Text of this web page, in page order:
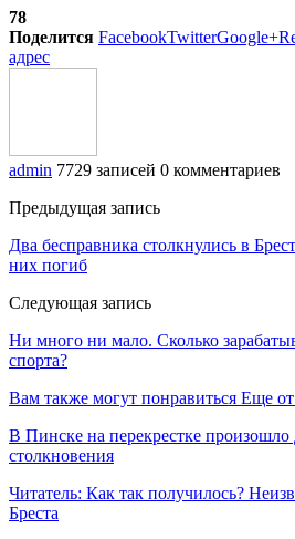
78
Поделится FacebookTwitterGoogle+
адрес
admin 7729 записей 0 комментариев
Предыдущая запись
Два бесправника столкнулись в
них погиб
Следующая запись
Ни много ни мало. Сколько
спорта?
Вам также могут понравиться Еще от
В Пинске на перекрестке
столкновения
Читатель: Как так получилось?
Бреста